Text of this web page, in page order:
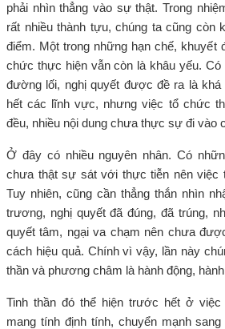
phải nhìn thẳng vào sự thật. Trong
rất nhiều thành tựu, chúng ta cũng còn
điểm. Một trong những hạn chế, khuyết
chức thực hiện vẫn còn là khâu yếu.
đường lối, nghị quyết được đề ra là khá
hết các lĩnh vực, nhưng việc tổ chức
đều, nhiều nội dung chưa thực sự đi vào
Ở đây có nhiều nguyên nhân. Có
chưa thật sự sát với thực tiễn nên việc
Tuy nhiên, cũng cần thẳng thắn nhìn
trương, nghị quyết đã đúng, đã trúng,
quyết tâm, ngại va chạm nên chưa
cách hiệu quả. Chính vì vậy, lần này
thần và phương châm là hành động,
Tinh thần đó thể hiện trước hết ở
mang tính định tính, chuyển mạnh